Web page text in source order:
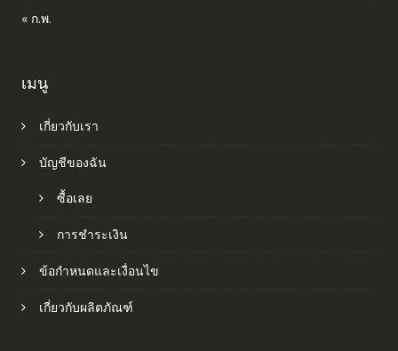
« ก.พ.
เมนู
เกี่ยวกับเรา
บัญชีของฉัน
ซื้อเลย
การชำระเงิน
ข้อกำหนดและเงื่อนไข
เกี่ยวกับผลิตภัณฑ์